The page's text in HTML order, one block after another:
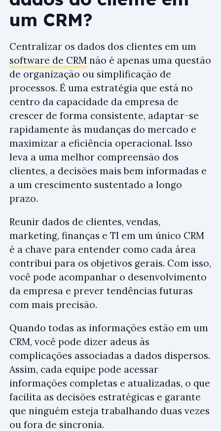
um CRM?
Centralizar os dados dos clientes em um
software de CRM não é apenas uma questão
de organização ou simplificação de
processos. É uma estratégia que está no
centro da capacidade da empresa de
crescer de forma consistente, adaptar-se
rapidamente às mudanças do mercado e
maximizar a eficiência operacional. Isso
leva a uma melhor compreensão dos
clientes, a decisões mais bem informadas e
a um crescimento sustentado a longo
prazo.
Reunir dados de clientes, vendas,
marketing, finanças e TI em um único CRM
é a chave para entender como cada área
contribui para os objetivos gerais. Com isso,
você pode acompanhar o desenvolvimento
da empresa e prever tendências futuras
com mais precisão.
Quando todas as informações estão em um
CRM, você pode dizer adeus às
complicações associadas a dados dispersos.
Assim, cada equipe pode acessar
informações completas e atualizadas, o que
facilita as decisões estratégicas e garante
que ninguém esteja trabalhando duas vezes
ou fora de sincronia.